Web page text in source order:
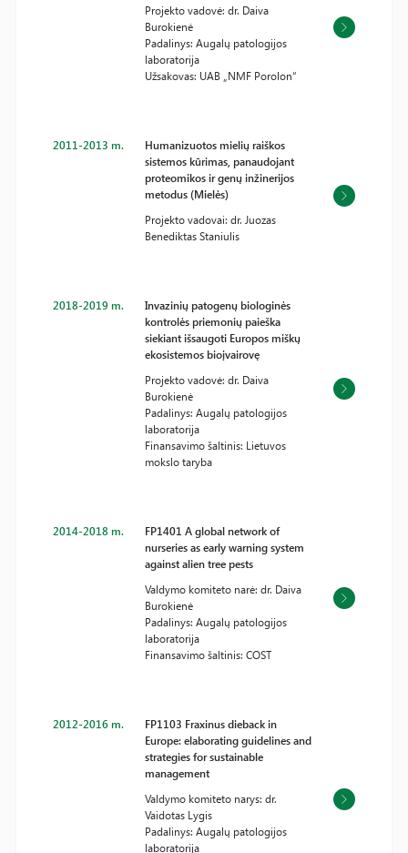
Projekto vadovė: dr. Daiva
Burokienė
Padalinys: Augalų patologijos
laboratorija
Užsakovas: UAB „NMF Porolon“
2011-2013 m.
Humanizuotos mielių raiškos
sistemos kūrimas, panaudojant
proteomikos ir genų inžinerijos
metodus (Mielės)
Projekto vadovai: dr. Juozas
Benediktas Staniulis
2018-2019 m.
Invazinių patogenų biologinės
kontrolės priemonių paieška
siekiant išsaugoti Europos miškų
ekosistemos bioįvairovę
Projekto vadovė: dr. Daiva
Burokienė
Padalinys: Augalų patologijos
laboratorija
Finansavimo šaltinis: Lietuvos
mokslo taryba
2014-2018 m.
FP1401 A global network of
nurseries as early warning system
against alien tree pests
Valdymo komiteto narė: dr. Daiva
Burokienė
Padalinys: Augalų patologijos
laboratorija
Finansavimo šaltinis: COST
2012-2016 m.
FP1103 Fraxinus dieback in
Europe: elaborating guidelines and
strategies for sustainable
management
Valdymo komiteto narys: dr.
Vaidotas Lygis
Padalinys: Augalų patologijos
laboratorija